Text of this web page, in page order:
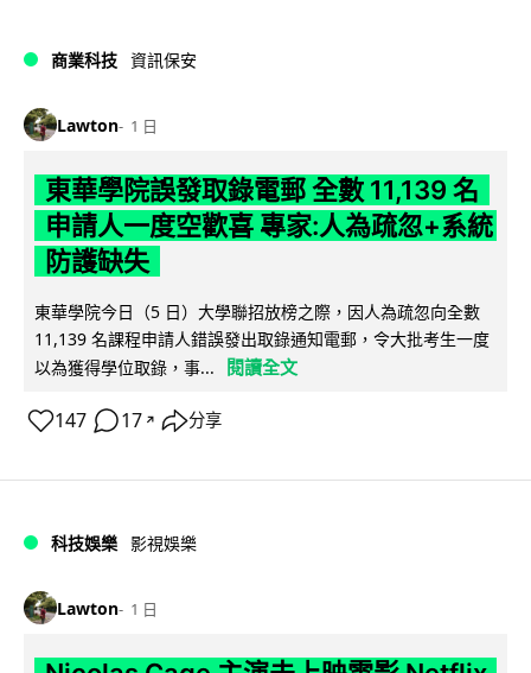
商業科技 資訊保安
Lawton 1 日
東華學院誤發取錄電郵 全數 11,139 名
申請人一度空歡喜 專家:人為疏忽+系統
防護缺失
東華學院今日（5 日）大學聯招放榜之際，因人為疏忽向全數
11,139 名課程申請人錯誤發出取錄通知電郵，令大批考生一度
以為獲得學位取錄，事...
閱讀全文
147 17 ↗ 分享
科技娛樂 影視娛樂
Lawton 1 日